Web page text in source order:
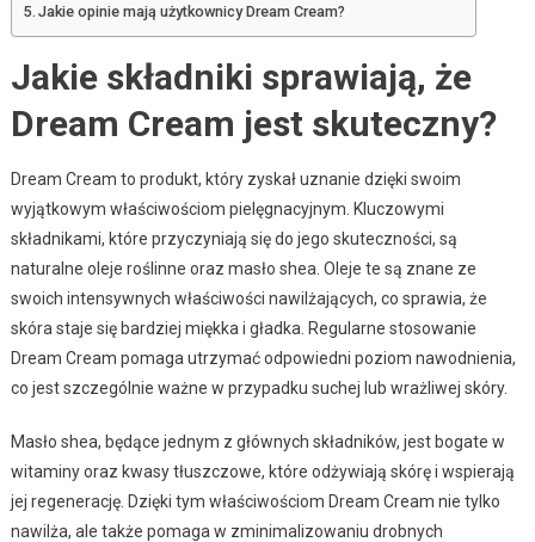
Jakie opinie mają użytkownicy Dream Cream?
Jakie składniki sprawiają, że
Dream Cream jest skuteczny?
Dream Cream to produkt, który zyskał uznanie dzięki swoim
wyjątkowym właściwościom pielęgnacyjnym. Kluczowymi
składnikami, które przyczyniają się do jego skuteczności, są
naturalne oleje roślinne oraz masło shea. Oleje te są znane ze
swoich intensywnych właściwości nawilżających, co sprawia, że
skóra staje się bardziej miękka i gładka. Regularne stosowanie
Dream Cream pomaga utrzymać odpowiedni poziom nawodnienia,
co jest szczególnie ważne w przypadku suchej lub wrażliwej skóry.
Masło shea, będące jednym z głównych składników, jest bogate w
witaminy oraz kwasy tłuszczowe, które odżywiają skórę i wspierają
jej regenerację. Dzięki tym właściwościom Dream Cream nie tylko
nawilża, ale także pomaga w zminimalizowaniu drobnych